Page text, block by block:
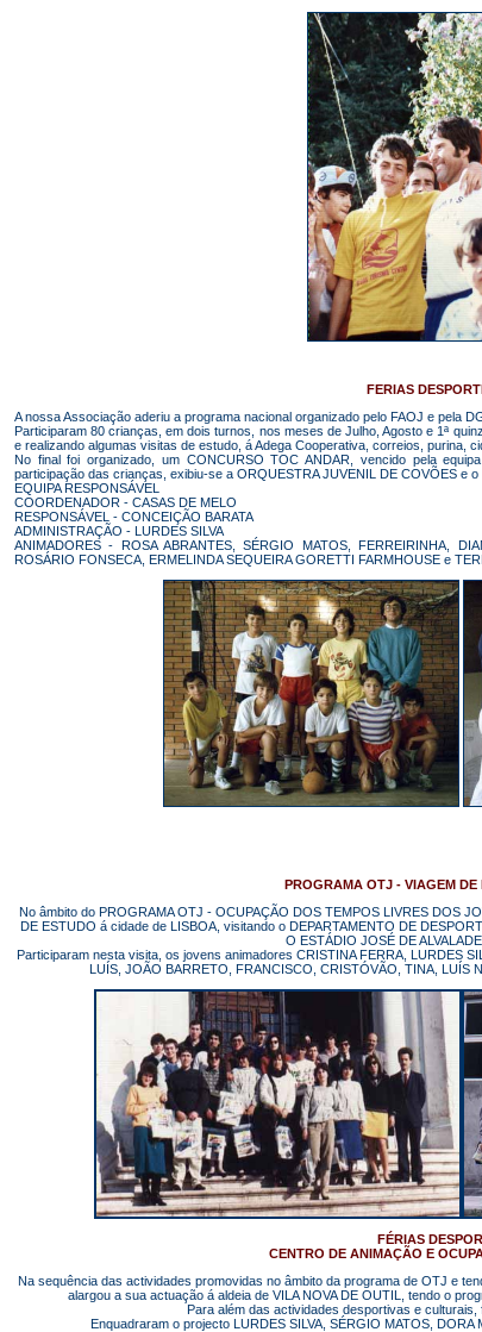
FERIAS
A nossa Associação aderiu a programa nacional organizado pelo FAOJ e pela
Participaram 80 crianças, em dois turnos, nos meses de Julho, Agosto e 1ª
e realizando algumas visitas de estudo, á Adega Cooperativa, correios, purina,
No final foi organizado, um CONCURSO TOC ANDAR, vencido pela
participação das crianças, exibiu-se a ORQUESTRA JUVENIL DE COVÕES e
EQUIPA RESPONSÁVEL
COORDENADOR - CASAS DE MELO
RESPONSÁVEL - CONCEIÇÃO BARATA
ADMINISTRAÇÃO - LURDES SILVA
ANIMADORES - ROSA ABRANTES, SÉRGIO MATOS, FERREIRINHA,
ROSÁRIO FONSECA, ERMELINDA SEQUEIRA GORETTI FARMHOUSE e
PROGRAMA OTJ - VIAGEM
No âmbito do PROGRAMA OTJ - OCUPAÇÃO DOS TEMPOS LIVRES DOS
DE ESTUDO á cidade de LISBOA, visitando o DEPARTAMENTO DE
O ESTÁDIO JOSÉ DE
Participaram nesta visita, os jovens animadores CRISTINA FERRA, LURDES
LUÍS, JOÃO BARRETO, FRANCISCO, CRISTÓVÃO, TINA, LUÍS
FÉRIAS
CENTRO DE ANIMAÇÃO E
Na sequência das actividades promovidas no âmbito da programa de OTJ e
alargou a sua actuação á aldeia de VILA NOVA DE OUTIL, tendo o
Para além das actividades desportivas e
Enquadraram o projecto LURDES SILVA, SÉRGIO MATOS,